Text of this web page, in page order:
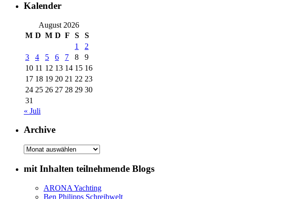
Kalender
August 2026
M D M D F S
S
1
2
3
4 5 6 7 8
9
10 11 12 13 14 15 16
17 18 19 20 21 22 23
24 25 26 27 28 29 30
31
« Juli
Archive
Archive
mit Inhalten teilnehmende Blogs
ARONA Yachting
Ben Philipps Schreibwelt